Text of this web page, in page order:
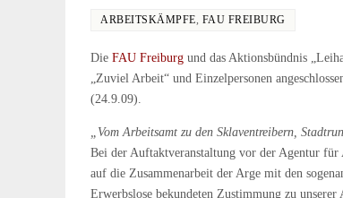
ARBEITSKÄMPFE, FAU FREIBURG
Die FAU Freiburg und das Aktionsbündnis
„Zuviel Arbeit“ und Einzelpersonen
(24.9.09).
„Vom Arbeitsamt zu den Sklaventreibern,
Bei der Auftaktveranstaltung vor der Agentur für
auf die Zusammenarbeit der Arge mit den
Erwerbslose bekundeten Zustimmung zu